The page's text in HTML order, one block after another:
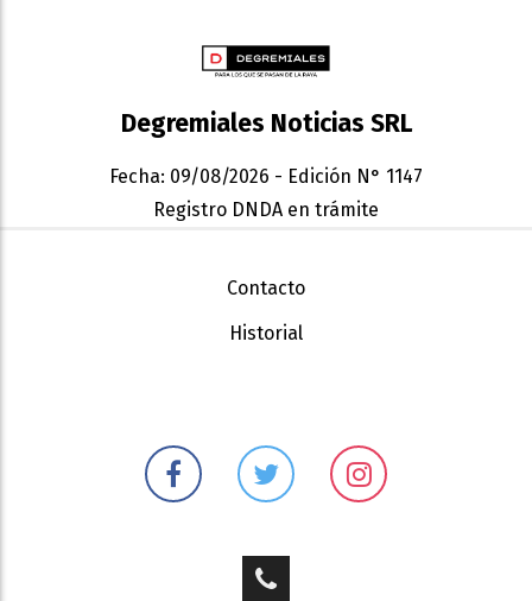
Degremiales Noticias SRL
Fecha: 09/08/2026 - Edición N° 1147
Registro DNDA en trámite
Contacto
Historial